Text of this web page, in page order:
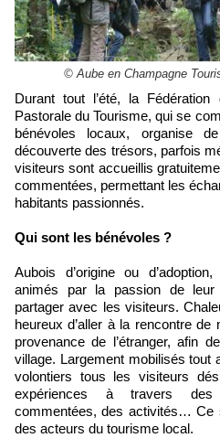
© Aube en Champagne
Durant tout l’été, la Fédération des bénévoles à travers la
Pastorale du Tourisme, qui se
bénévoles locaux, organise
découverte des trésors, parfois
visiteurs sont accueillis
commentées, permettant les
habitants passionnés.
Qui sont les bénévoles ?
Aubois d’origine ou
animés par la passion de leur
partager avec les visiteurs.
heureux d’aller à la rencontre
provenance de l’étranger, afin
village. Largement mobilisés tout
volontiers tous les visiteurs
expériences à travers
commentées, des activités… Ce
des acteurs du tourisme local.